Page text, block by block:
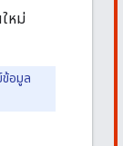
หม่
ข้อมูล